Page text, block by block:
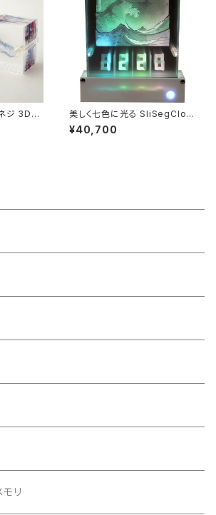
ジ 3Dデ
美しく七色に光る SliSegCloc
k ナナセグ 葛飾北斎 富嶽三十
六景 神奈川沖浪裏
¥40,700
リ